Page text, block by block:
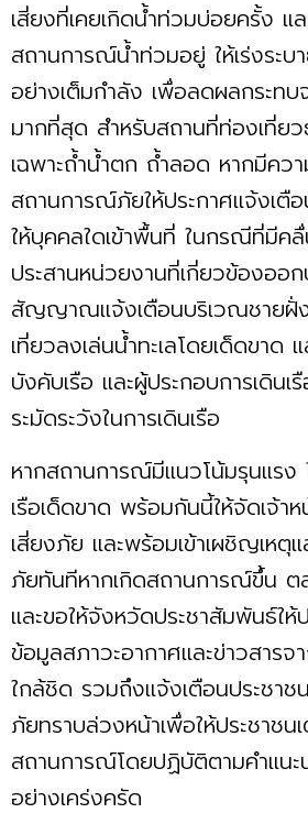
เสี่ยงที่เคยเกิดน้ำท่วมบ่อยครั้ง แ
สถานการณ์น้ำท่วมอยู่ ให้เร่งระ
อย่างเต็มกำลัง เพื่อลดผลกระทบ
มากที่สุด สำหรับสถานที่ท่องเที่ย
เฉพาะถ้ำน้ำตก ถ้ำลอด หากมีควา
สถานการณ์ภัยให้ประกาศแจ้งเตื
ให้บุคคลใดเข้าพื้นที่ ในกรณีที่มีค
ประสานหน่วยงานที่เกี่ยวข้องออ
สัญญาณแจ้งเตือนบริเวณชายฝั่ง
เที่ยวลงเล่นน้ำทะเลโดยเด็ดขาด
บังคับเรือ และผู้ประกอบการเดินเ
ระมัดระวังในการเดินเรือ
หากสถานการณ์มีแนวโน้มรุนแรง
เรือเด็ดขาด พร้อมกันนี้ให้จัดเจ้า
เสี่ยงภัย และพร้อมเข้าเผชิญเหตุ
ภัยทันทีหากเกิดสถานการณ์ขึ้น
และขอให้จังหวัดประชาสัมพันธ์ใ
ข้อมูลสภาวะอากาศและข่าวสารจ
ใกล้ชิด รวมถึงแจ้งเตือนประชา
ภัยทราบล่วงหน้าเพื่อให้ประชาช
สถานการณ์โดยปฏิบัติตามคำแนะ
อย่างเคร่งครัด